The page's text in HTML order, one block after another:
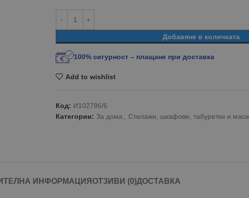
Добавяне в количката
100% сигурност – плащане при доставка
Add to wishlist
Код: И102786/6
Категории: За дома Стелажи, шкафове, табуретки и маси
ИНФОРМАЦИЯ ОТЗИВИ (0)ДОСТАВКА